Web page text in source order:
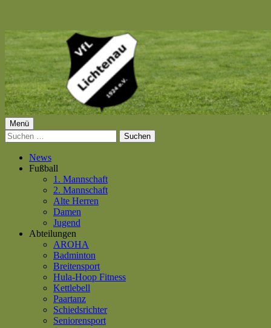
Springe
zum
Inhalt
VfL Lichtenau 1924 e.V.
Primäres
Menü
Menü
Suchen
nach:
News
Fußball
1. Mannschaft
2. Mannschaft
Alte Herren
Damen
Jugend
Abteilungen
AROHA
Badminton
Breitensport
Hula-Hoop Fitness
Kettlebell
Paartanz
Schiedsrichter
Seniorensport